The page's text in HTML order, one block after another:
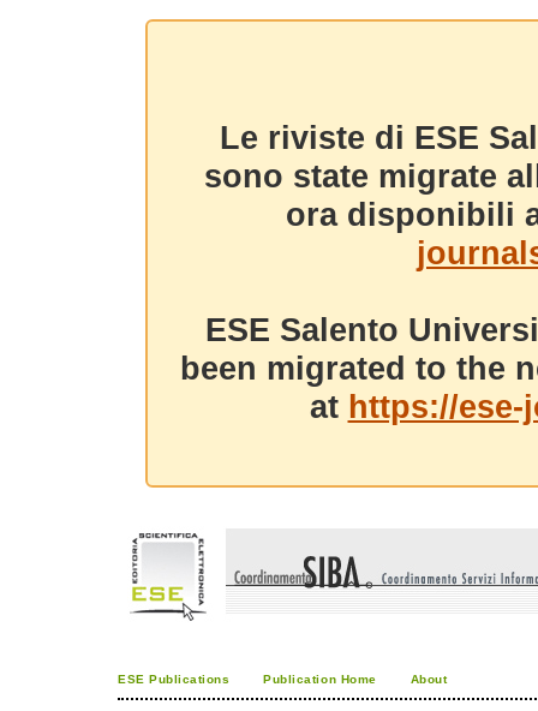
Le riviste di ESE
sono state migrate
ora disponibili
ESE Salento
been migrated to the
at https://
ESE Publications Publication Home About